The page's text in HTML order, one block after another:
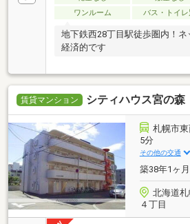
ワンルーム
バス・トイレ
地下鉄西28丁目駅徒歩圏内！
経済的です
賃貸マンション シティハウス宮の森
札幌市
5分
その他の交通
築38年1ヶ
北海道
４丁目